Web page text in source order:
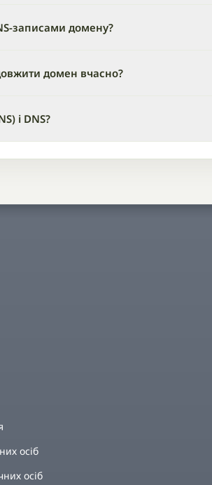
записами домену?
домен вчасно?
і DNS?
осіб
осіб